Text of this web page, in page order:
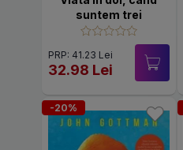
suntem trei
PRP: 41.23 Lei
32.98 Lei
-20%